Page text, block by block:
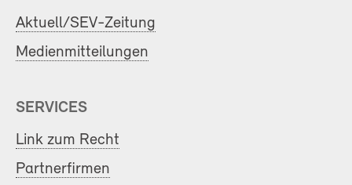
Aktuell/SEV-Zeitung
Medienmitteilungen
SERVICES
Link zum Recht
Partnerfirmen